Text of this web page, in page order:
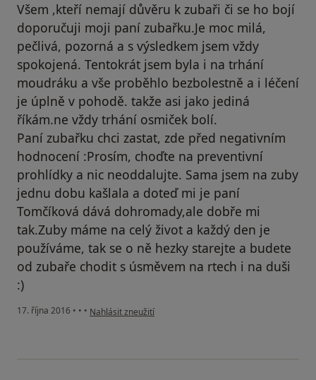
Všem ,kteří nemají důvěru k zubaři či se ho bojí
doporučuji moji paní zubařku.Je moc milá,
pečlivá, pozorná a s výsledkem jsem vždy
spokojená. Tentokrát jsem byla i na trhání
moudráku a vše proběhlo bezbolestně a i léčení
je úplně v pohodě. takže asi jako jediná
říkám.ne vždy trhání osmiček bolí.
Paní zubařku chci zastat, zde před negativním
hodnocení :Prosím, choďte na preventivní
prohlídky a nic neoddalujte. Sama jsem na zuby
jednu dobu kašlala a doteď mi je paní
Tomčíková dává dohromady,ale dobře mi
tak.Zuby máme na celý život a každý den je
používáme, tak se o ně hezky starejte a budete
od zubaře chodit s úsměvem na rtech i na duši
:)
17. října 2016 • • • podle názoru uživatele Váš účet byl odstraněn
Nahlásit zneužití